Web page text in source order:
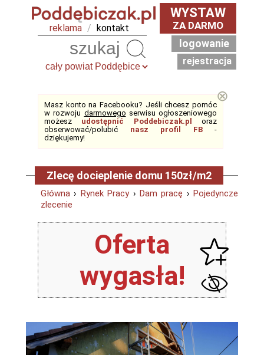
reklama / kontakt
WYSTAW
ZA DARMO
logowanie
rejestracja
Masz konto na Facebooku? Jeśli chcesz pomóc
w rozwoju darmowego serwisu ogłoszeniowego
możesz udostępnić Poddebiczak.pl
oraz
obserwować/polubić nasz profil FB-
dziękujemy!
⊗
Zlecę docieplenie domu 150zł/m2
Główna › Rynek Pracy› Dam pracę › Pojedyncze
zlecenie
Oferta
wygasła!